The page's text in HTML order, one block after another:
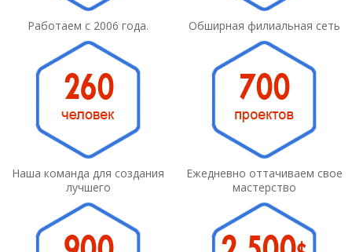
Работаем с 2006 года. Обширная филиальная сеть
Наша команда для создания
лучшего
Ежедневно оттачиваем свое
мастерство